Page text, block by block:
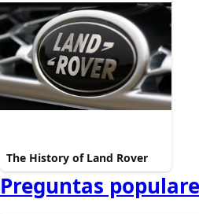
The History of Land Rover
Preguntas